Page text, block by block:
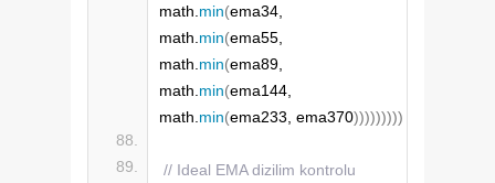
math. min(ema34,
math. min(ema55,
math. min(ema89,
math. min(ema144,
math. min(ema233, ema370)))))))))
// Ideal EMA dizilim kontrolu